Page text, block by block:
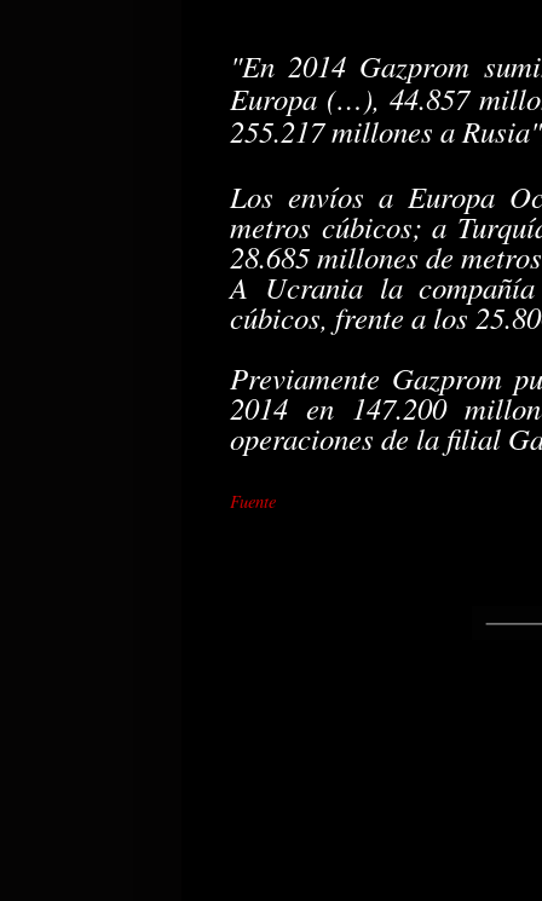
"En 2014 Gazprom
Europa (…), 44.857
255.217 millones a
Los envíos a Europa
metros cúbicos; a
28.685 millones de
A Ucrania la
cúbicos, frente a los
Previamente Gazprom
2014 en 147.200
operaciones de la filial
Fuente